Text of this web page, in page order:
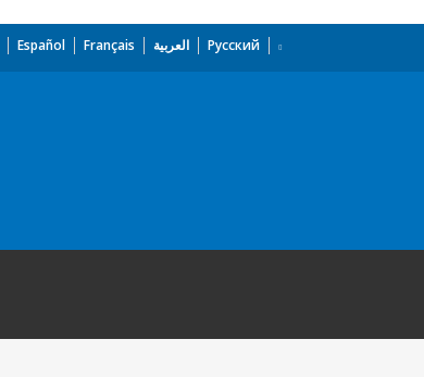
Español Français العربية Русский